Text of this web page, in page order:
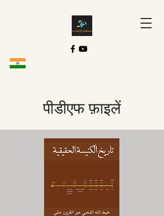
पीडीएफ फ़ाइलें